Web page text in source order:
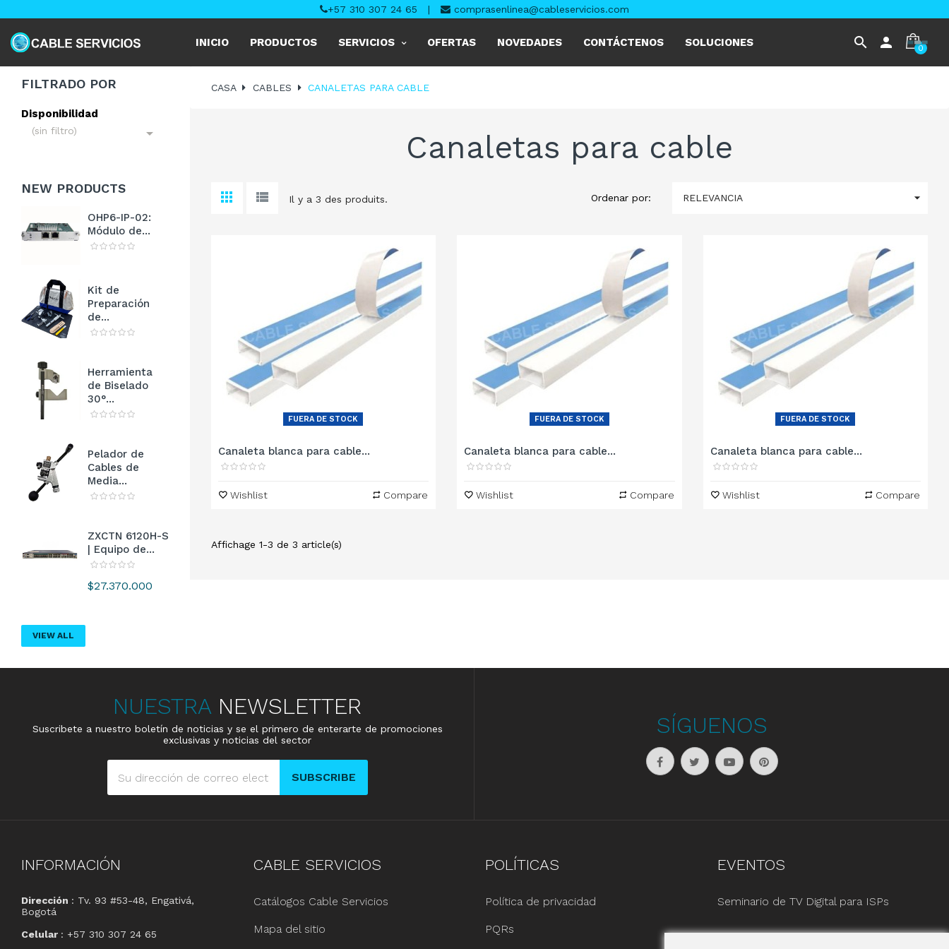
+57 310 307 24 65 | comprasenlinea@cableservicios.com
INICIO PRODUCTOS SERVICIOS OFERTAS NOVEDADES CONTÁCTENOS SOLUCIONES search person 0
FILTRADO POR
Disponibilidad
(sin filtro) 
NEW PRODUCTS
OHP6-IP-02:
Módulo de...
Kit de
Preparación
de...
Herramienta
de Biselado
30°...
Pelador de
Cables de
Media...
ZXCTN 6120H-S
| Equipo de...
Precio
$27.370.000
VIEW ALL
CASA CABLES CANALETAS PARA CABLE
Canaletas para cable
Il y a 3 des produits. Ordenar por: RELEVANCIA 
FUERA DE STOCK
Canaleta blanca para cable...
Wishlist Compare
FUERA DE STOCK
Canaleta blanca para cable...
Wishlist Compare
FUERA DE STOCK
Canaleta blanca para cable...
Wishlist Compare
Affichage 1-3 de 3 article(s)
NUESTRA NEWSLETTER
Suscribete a nuestro boletín de noticias y se el primero de enterarte de promociones
exclusivas y noticias del sector
SUBSCRIBE
SÍGUENOS
INFORMACIÓN
Dirección : Tv. 93 #53-48, Engativá,
Bogotá
Celular : +57 310 307 24 65
CABLE SERVICIOS
Catálogos Cable Servicios
Mapa del sitio
POLÍTICAS
Política de privacidad
PQRs
EVENTOS
Seminario de TV Digital para ISPs